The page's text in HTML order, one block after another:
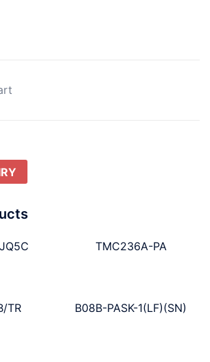
TMC236A-PA
TR B08B-PASK-1(LF)(SN)